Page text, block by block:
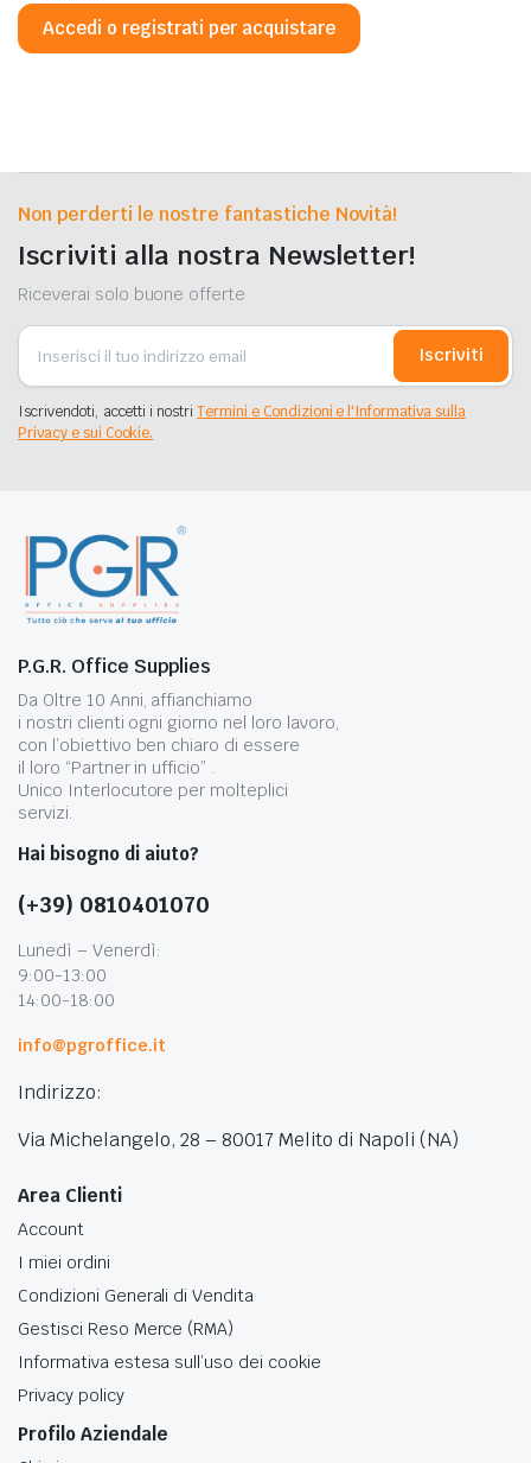
Accedi o registrati per acquistare
Non perderti le nostre fantastiche Novità!
Iscriviti alla nostra Newsletter!
Riceverai solo buone offerte
Iscriviti
Iscrivendoti, accetti i nostriTermini e Condizioni e l'Informativa sulla
Privacy e sui Cookie.
P.G.R. Office Supplies
Da Oltre 10 Anni, affianchiamo
i nostri clienti ogni giorno nel loro lavoro,
con l’obiettivo ben chiaro di essere
il loro “Partner in ufficio” .
Unico Interlocutore per molteplici
servizi.
Hai bisogno di aiuto?
(+39) 0810401070
Lunedì – Venerdì:
9:00-13:00
14:00-18:00
info@pgroffice.it
Indirizzo:
Via Michelangelo, 28 – 80017 Melito di Napoli (NA)
Area Clienti
Account
I miei ordini
Condizioni Generali di Vendita
Gestisci Reso Merce (RMA)
Informativa estesa sull’uso dei cookie
Privacy policy
Profilo Aziendale